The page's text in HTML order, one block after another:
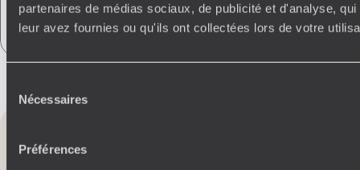
partenaires de médias sociaux, de publicité et d'analyse,
leur avez fournies ou qu'ils ont collectées lors de votre
Nécessaires
Préférences
Absorption CO 2